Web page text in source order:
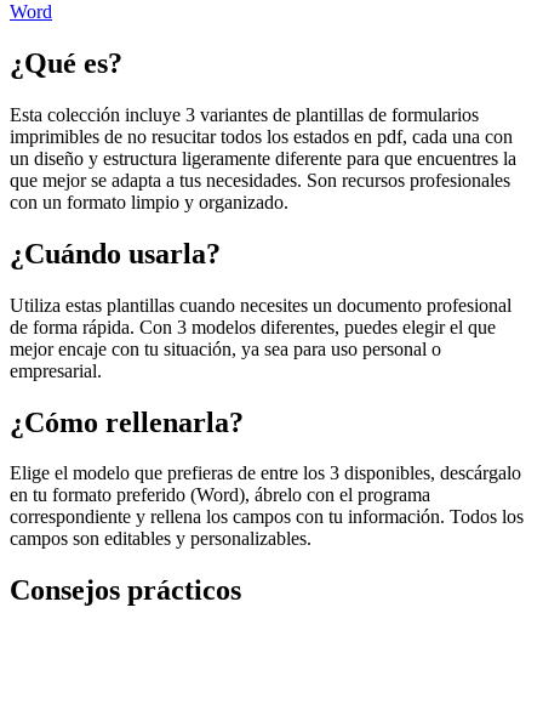
Word
¿Qué es?
Esta colección incluye 3 variantes de plantillas de formularios
imprimibles de no resucitar todos los estados en pdf, cada una con
un diseño y estructura ligeramente diferente para que encuentres la
que mejor se adapta a tus necesidades. Son recursos profesionales
con un formato limpio y organizado.
¿Cuándo usarla?
Utiliza estas plantillas cuando necesites un documento profesional
de forma rápida. Con 3 modelos diferentes, puedes elegir el que
mejor encaje con tu situación, ya sea para uso personal o
empresarial.
¿Cómo rellenarla?
Elige el modelo que prefieras de entre los 3 disponibles, descárgalo
en tu formato preferido (Word), ábrelo con el programa
correspondiente y rellena los campos con tu información. Todos los
campos son editables y personalizables.
Consejos prácticos